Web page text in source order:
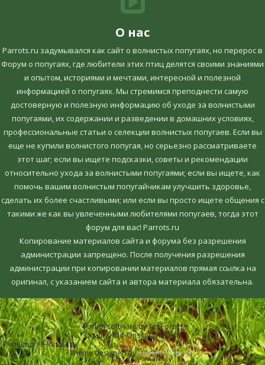
О нас
Parrots.ru задумывался как сайт о волнистых попугаях, но перерос в
Форум о попугаях, где любители этих птиц делятся своими знаниями
и опытом, историями и мечтами, интересной и полезной
информацией о попугаях. Мы стремимся преподнести самую
достоверную и полезную информацию об уходе за волнистыми
попугаями, их содержании и разведении в домашних условиях,
профессиональные статьи о селекции волнистых попугаев. Если вы
еще не купили волнистого попугая, но серьезно рассматриваете
этот шаг; если вы ищете подсказки, советы и рекомендации
относительно ухода за волнистыми попугаями; если вы ищете, как
помочь вашим волнистым попугайчикам улучшить здоровье,
сделать их более счастливыми; или если вы просто ищете общения с
такими же как вы увлеченными любителями попугаев, тогда этот
форум для вас! Parrots.ru
Копирование материалов сайта и форума без разрешения
администрации запрещено. После получения разрешения
администрации при копировании материалов прямая ссылка на
оригинал, c указанием сайта и автора материала обязательна.
Forum software by XenForo™
Quality Add-Ons by WMTech
Перевод:XF-Russia.ru
Theme designed byAudentio Design.